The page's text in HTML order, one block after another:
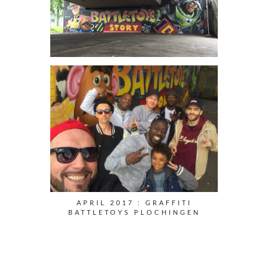
APRIL 2017 : GRAFFITI
BATTLETOYS PLOCHINGEN